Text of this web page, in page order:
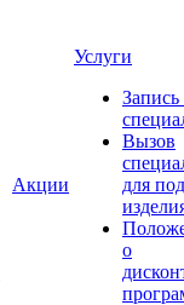
Акции
Услуги
Запись
Вызов
для
о